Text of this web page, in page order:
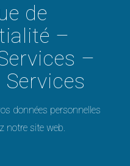
de
–
–
données personnelles
notre site web.